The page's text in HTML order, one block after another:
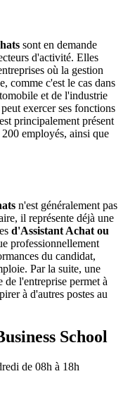
sont en demande
d'activité. Elles
où la gestion
comme c'est le cas dans
et de l'industrie
peut exercer ses fonctions
principalement présent
employés, ainsi que
n'est généralement pas
il représente déjà une
d'Assistant Achat ou
professionnellement
du candidat,
Par la suite, une
de l'entreprise permet à
à d'autres postes au
School
de 08h à 18h